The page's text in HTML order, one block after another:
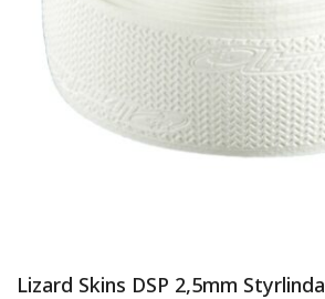
Lizard Skins DSP 2,5mm Styrlinda